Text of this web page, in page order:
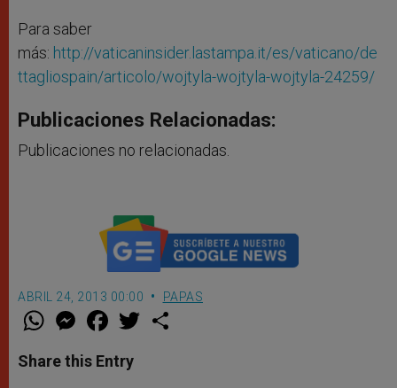
Para saber
más: http://vaticaninsider.lastampa.it/es/vaticano/de
ttagliospain/articolo/wojtyla-wojtyla-wojtyla-24259/
Publicaciones Relacionadas:
Publicaciones no relacionadas.
ABRIL 24, 2013 00:00 PAPAS
W
t
s
M
e
s
e
F
a
e
b
w
Share this Entry